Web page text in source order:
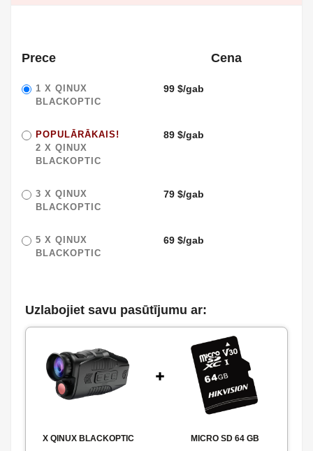
Prece Cena
1 X QINUX
BLACKOPTIC
99 $/gab
POPULĀRĀKAIS!
2 X QINUX
BLACKOPTIC
89 $/gab
3 X QINUX
BLACKOPTIC
79 $/gab
5 X QINUX
BLACKOPTIC
69 $/gab
Uzlabojiet savu pasūtījumu ar:
X QINUX BLACKOPTIC MICRO SD 64 GB